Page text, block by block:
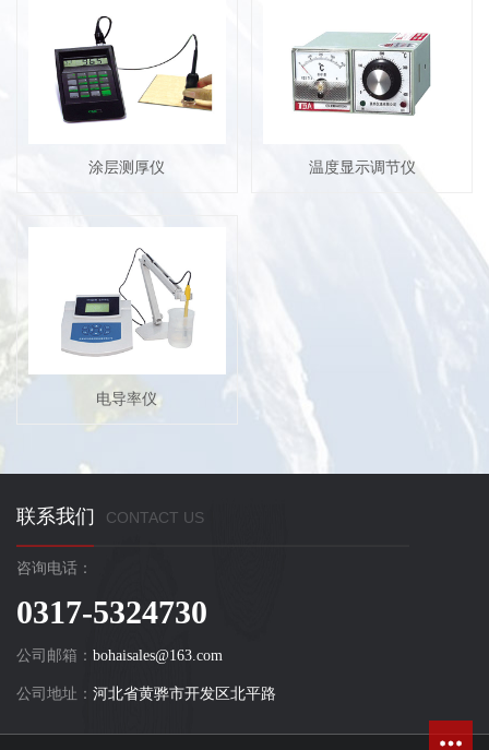
涂层测厚仪 温度显示调节仪
电导率仪
联系我们 CONTACT US
咨询电话：
0317-5324730
公司邮箱： bohaisales@163.com
公司地址： 河北省黄骅市开发区北平路